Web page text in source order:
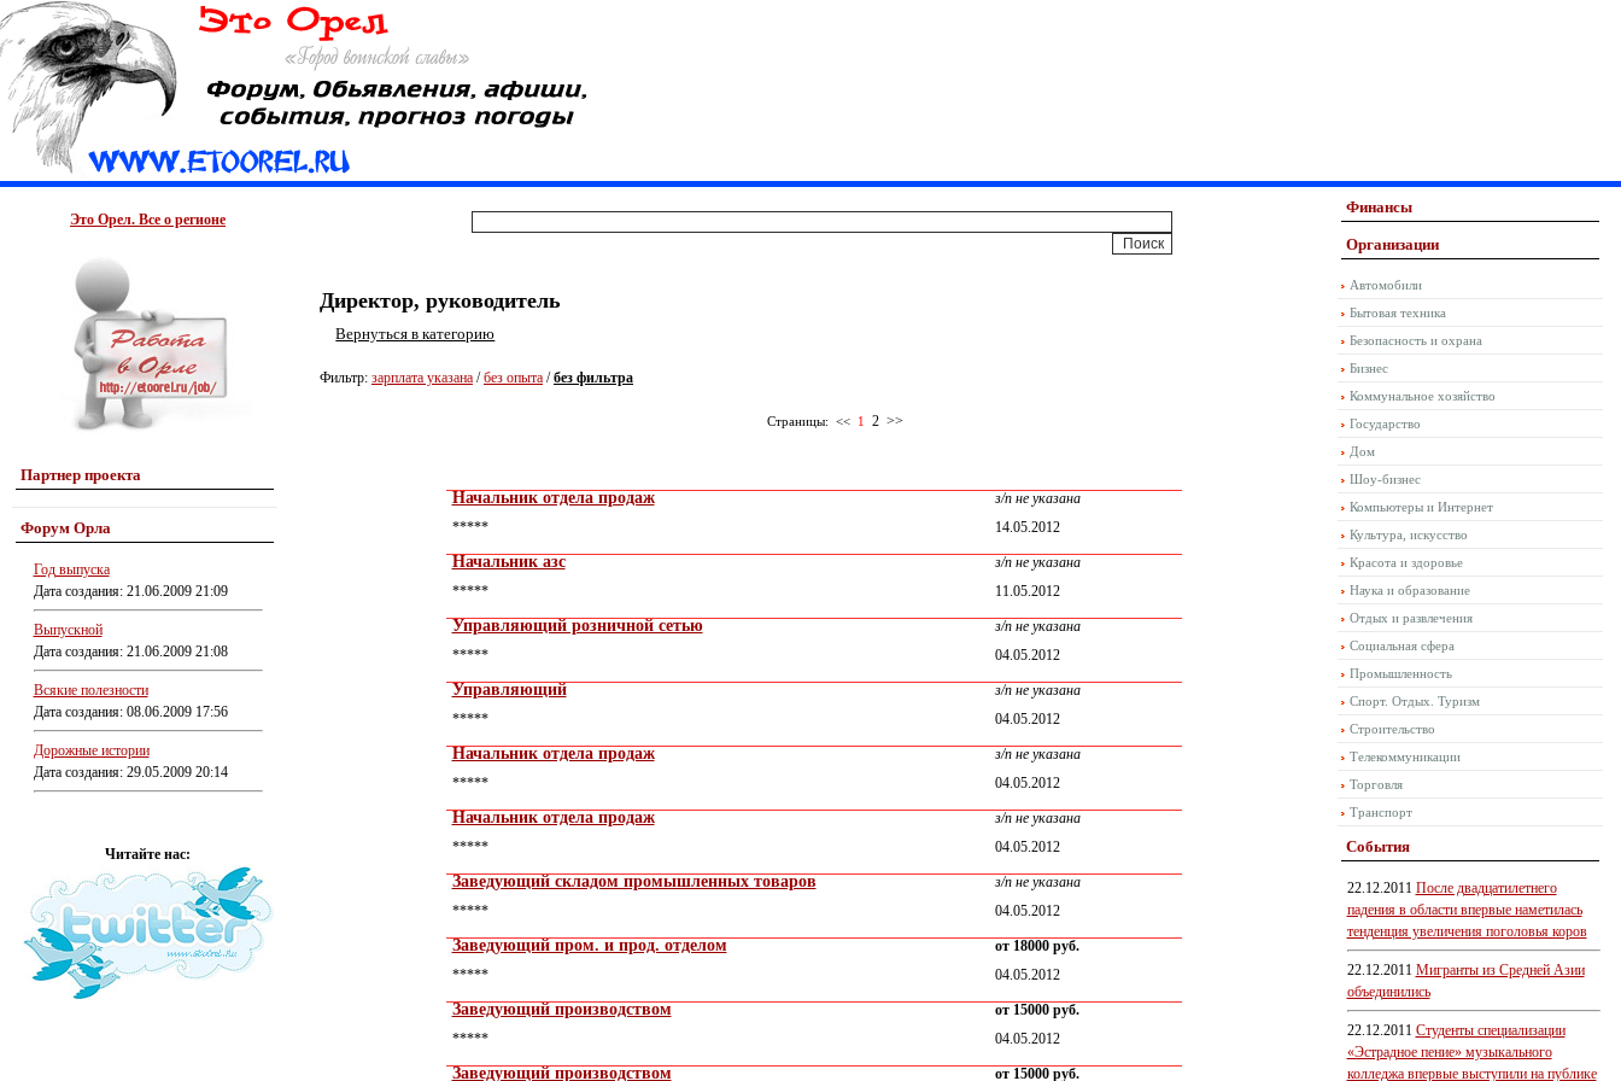
Это Орел. Все о регионе
Партнер проекта
Форум Орла
Год выпуска
Дата создания: 21.06.2009 21:09
Выпускной
Дата создания: 21.06.2009 21:08
Всякие полезности
Дата создания: 08.06.2009 17:56
Дорожные истории
Дата создания: 29.05.2009 20:14
Читайте нас:
Директор, руководитель
Вернуться в категорию
Фильтр: зарплата указана /без опыта /без фильтра
Страницы: << 1 2 >>
Начальник отдела продаж
*****
з/п не указана
14.05.2012
Начальник азс
*****
з/п не указана
11.05.2012
Управляющий розничной сетью
*****
з/п не указана
04.05.2012
Управляющий
*****
з/п не указана
04.05.2012
Начальник отдела продаж
*****
з/п не указана
04.05.2012
Начальник отдела продаж
*****
з/п не указана
04.05.2012
Заведующий складом промышленных товаров
*****
з/п не указана
04.05.2012
Заведующий пром. и прод. отделом
*****
от 18000 руб.
04.05.2012
Заведующий производством
*****
от 15000 руб.
04.05.2012
Заведующий производством от 15000 руб.
Финансы
Организации
Автомобили
Бытовая техника
Безопасность и охрана
Бизнес
Коммунальное хозяйство
Государство
Дом
Шоу-бизнес
Компьютеры и Интернет
Культура, искусство
Красота и здоровье
Наука и образование
Отдых и развлечения
Социальная сфера
Промышленность
Спорт. Отдых. Туризм
Строительство
Телекоммуникации
Торговля
Транспорт
События
22.12.2011 После двадцатилетнего
падения в области впервые наметилась
тенденция увеличения поголовья коров
22.12.2011 Мигранты из Средней Азии
объединились
22.12.2011 Студенты специализации
«Эстрадное пение» музыкального
колледжа впервые выступили на публике